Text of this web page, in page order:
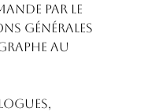
par le
générales
au